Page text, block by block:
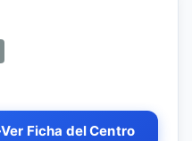
Ver Ficha del Centro